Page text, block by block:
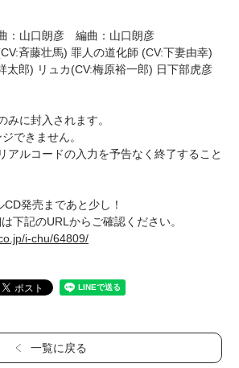
：山口朗彦 編曲：山口朗彦
斉藤壮馬) 罪人の道化師 (CV:下妻由幸)
太郎) リュカ(CV:梅原裕一郎) 日下部虎彦
に封入されます。
できません。
アルコードの入力を予告なく終了すること
発売まであと少し！
下記のURLからご確認ください。
i-chu/64809/
一覧に戻る